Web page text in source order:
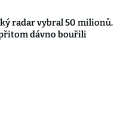
radar vybral 50 milionů.
dávno bouřili